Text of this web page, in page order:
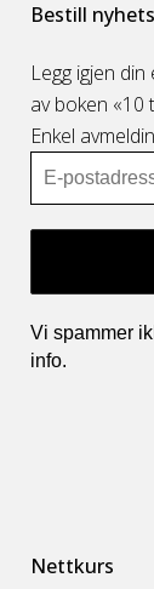
Bestill
Legg igjen
av boken
Enkel
Vi spammer
info.
Nettkurs